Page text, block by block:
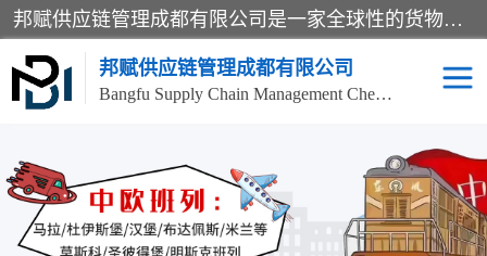
邦赋供应链管理成都有限公司是一家全球性的货物运输代理公司，主要从事：波兰中欧班列、德国中欧班列、出口莫斯科班列、中欧班列进口、蓉欧铁路、成都出口空运等业务，同时亦提供报关、报检、仓储、码头操作等服务。
邦赋供应链管理成都有限公司
Bangfu Supply Chain Management Chengdu Co.,LTD
进出口门到门 成都中欧班列
国际汽运 国际空运